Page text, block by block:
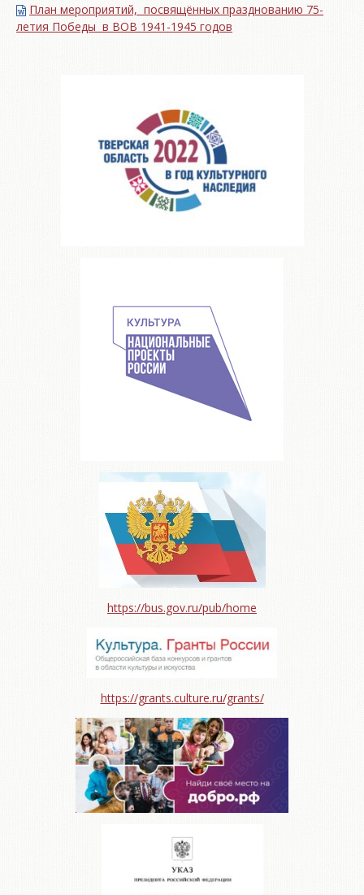
План мероприятий, посвящённых празднованию 75-
летия Победы в ВОВ 1941-1945 годов
https://bus.gov.ru/pub/home
https://grants.culture.ru/grants/